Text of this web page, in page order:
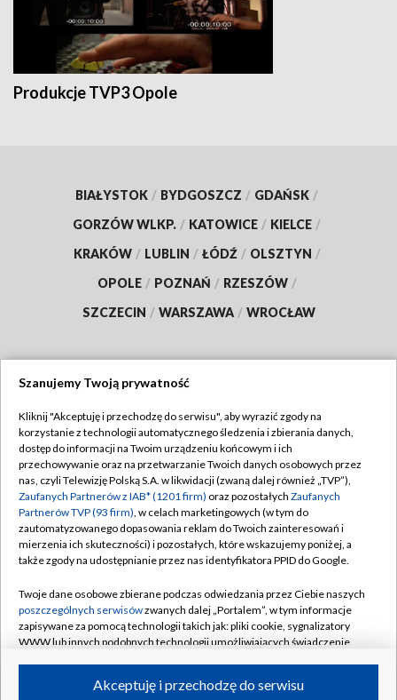
Produkcje TVP3 Opole
BIAŁYSTOK / BYDGOSZCZ / GDAŃSK /
GORZÓW WLKP. / KATOWICE / KIELCE /
KRAKÓW / LUBLIN / ŁÓDŹ / OLSZTYN /
OPOLE / POZNAŃ / RZESZÓW /
SZCZECIN / WARSZAWA / WROCŁAW
TVP
Abonament TVP
Emisja w TVP
Centrum informacji TVP
Naziemna Telewizja Cyfrowa
Rada Programowa
System NOS
Informacje o nadawcy
Program dla prasy
Regulamin TVP
Polityka prywatności
Moje zgody
Pomoc
Kontakt
Kanały
Szanujemy Twoją prywatność
Kliknij "Akceptuję i przechodzę do serwisu", aby wyrazić zgody na
korzystanie z technologii automatycznego śledzenia i zbierania danych,
dostęp do informacji na Twoim urządzeniu końcowym i ich
przechowywanie oraz na przetwarzanie Twoich danych osobowych przez
nas, czyli Telewizję Polską S.A. w likwidacji (zwaną dalej również „TVP”),
Zaufanych Partnerów z IAB* (1201 firm) oraz pozostałych Zaufanych
Partnerów TVP (93 firm), w celach marketingowych (w tym do
zautomatyzowanego dopasowania reklam do Twoich zainteresowań i
mierzenia ich skuteczności) i pozostałych, które wskazujemy poniżej, a
także zgody na udostępnianie przez nas identyfikatora PPID do Google.
Twoje dane osobowe zbierane podczas odwiedzania przez Ciebie naszych
poszczególnych serwisówzwanych dalej „Portalem”, w tym informacje
zapisywane za pomocą technologii takich jak: pliki cookie, sygnalizatory
WWW lub innych podobnych technologii umożliwiających świadczenie
ruchu w Internecie.Akceptuję i przechodzę do serwisu